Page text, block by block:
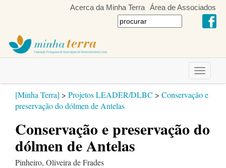
Acerca da Minha Terra Área de Associados
Toggle
[Minha Terra] > Projetos LEADER/DLBC > Conservação e
preservação do dólmen de Antelas
Conservação e preservação do
dólmen de Antelas
Pinheiro, Oliveira de Frades